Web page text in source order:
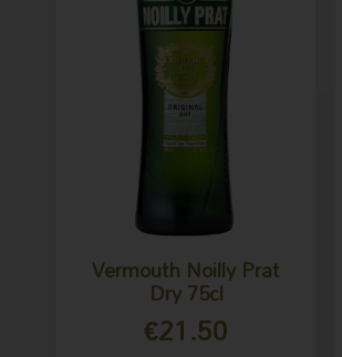
Vermouth Noilly Prat
Dry 75cl
€21.50